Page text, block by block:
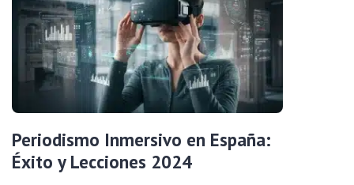
Periodismo Inmersivo en España:
Éxito y Lecciones 2024